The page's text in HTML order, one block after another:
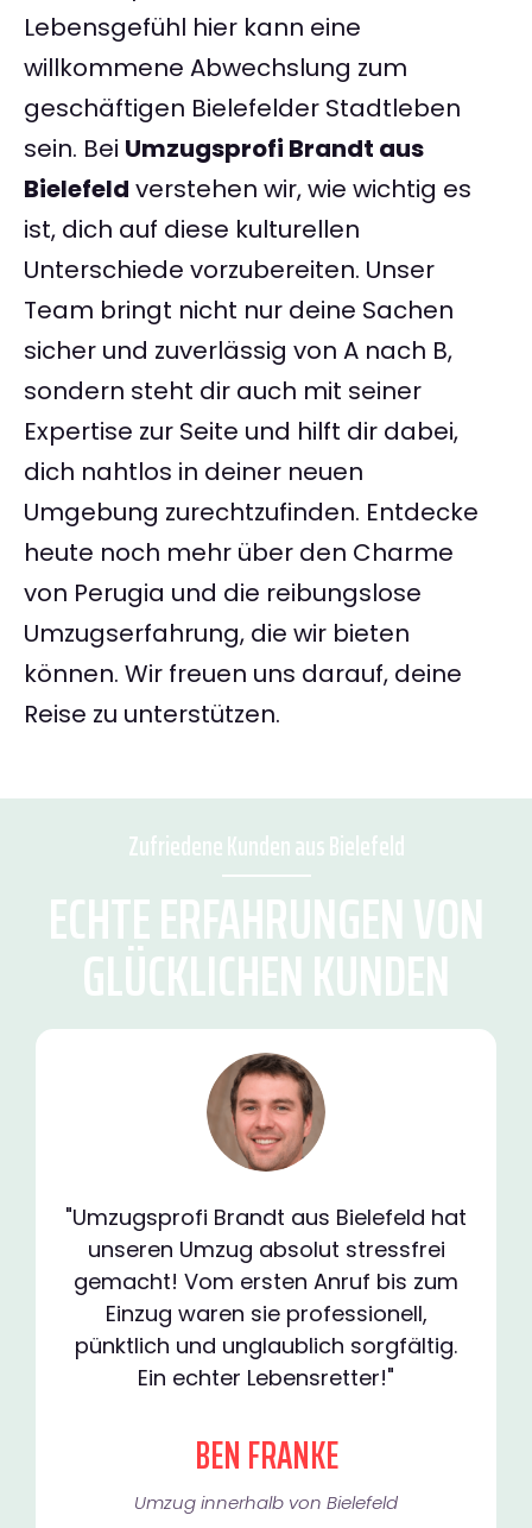
Lebensgefühl hier kann eine
willkommene Abwechslung zum
geschäftigen Bielefelder Stadtleben
sein. Bei Umzugsprofi Brandt aus
Bielefeld verstehen wir, wie wichtig es
ist, dich auf diese kulturellen
Unterschiede vorzubereiten. Unser
Team bringt nicht nur deine Sachen
sicher und zuverlässig von A nach B,
sondern steht dir auch mit seiner
Expertise zur Seite und hilft dir dabei,
dich nahtlos in deiner neuen
Umgebung zurechtzufinden. Entdecke
heute noch mehr über den Charme
von Perugia und die reibungslose
Umzugserfahrung, die wir bieten
können. Wir freuen uns darauf, deine
Reise zu unterstützen.
Zufriedene Kunden aus Bielefeld
ECHTE ERFAHRUNGEN VON
GLÜCKLICHEN KUNDEN
"Umzugsprofi Brandt aus Bielefeld hat
unseren Umzug absolut stressfrei
gemacht! Vom ersten Anruf bis zum
Einzug waren sie professionell,
pünktlich und unglaublich sorgfältig.
Ein echter Lebensretter!"
BEN FRANKE
Umzug innerhalb von Bielefeld​